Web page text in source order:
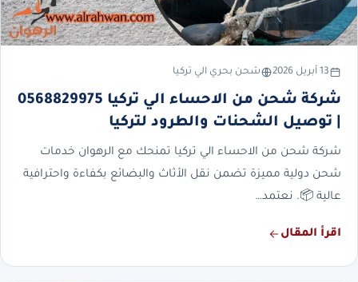
13 أبريل 2026 شحن بحري الي تركيا
شركة شحن من الاحساء الي تركيا 0568829975
| توصيل الشحنات والطرود لتركيا
شركة شحن من الاحساء الي تركيا تمنحك مع الرهوان خدمات
شحن دولية مميزة تضمن نقل الأثاث والبضائع بكفاءة واحترافية
عالية 📦. نعتمد…
اقرأ المقال